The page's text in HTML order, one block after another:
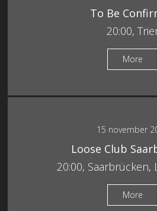
To Be
20:00,
More
15 november
Loose Club
20:00, Saarbrücken,
More